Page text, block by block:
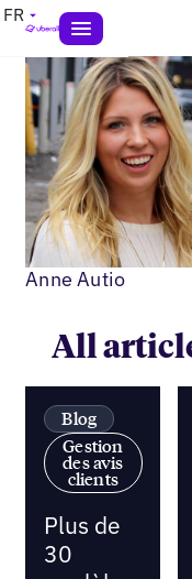
FR
Anne Autio
All
Blog
Gestion
des avis
clients
Plus de
30